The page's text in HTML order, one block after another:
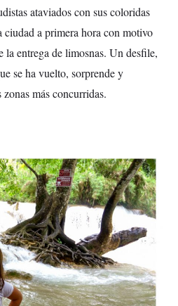
ataviados con sus coloridas
ciudad a primera hora con motivo
la entrega de limosnas. Un desfile,
se ha vuelto, sorprende y
más concurridas.